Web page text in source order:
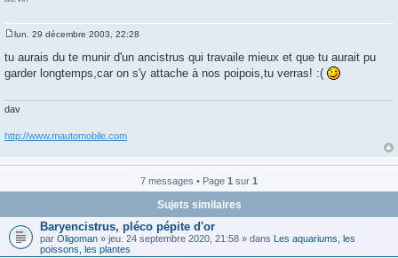
e
s
s
e
lun. 29 décembre 2003, 22:28
tu aurais du te munir d'un ancistrus qui travaile mieux et que tu aurait pu
garder longtemps,car on s'y attache à nos poipois,tu verras! :(
dav
http://www.mautomobile.com
7 messages • Page 1 sur 1
Sujets similaires
Baryencistrus, pléco pépite d'or
par Oligoman » jeu. 24 septembre 2020, 21:58 » dans Les aquariums, les
poissons, les plantes